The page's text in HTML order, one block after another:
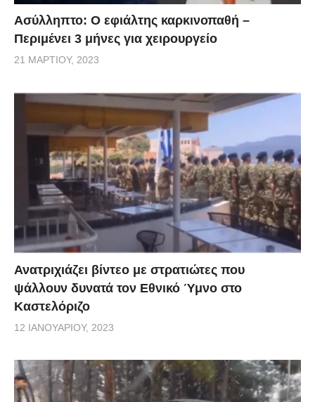
Ασύλληπτο: Ο εφιάλτης καρκινοπαθή –
Περιμένει 3 μήνες για χειρουργείο
21 ΜΑΡΤΊΟΥ, 2023
Ανατριχιάζει βίντεο με στρατιώτες που
ψάλλουν δυνατά τον Εθνικό Ύμνο στο
Καστελόριζο
12 ΙΑΝΟΥΑΡΊΟΥ, 2023